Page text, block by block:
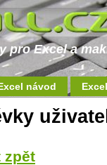
pro Excel a
návod
zpět